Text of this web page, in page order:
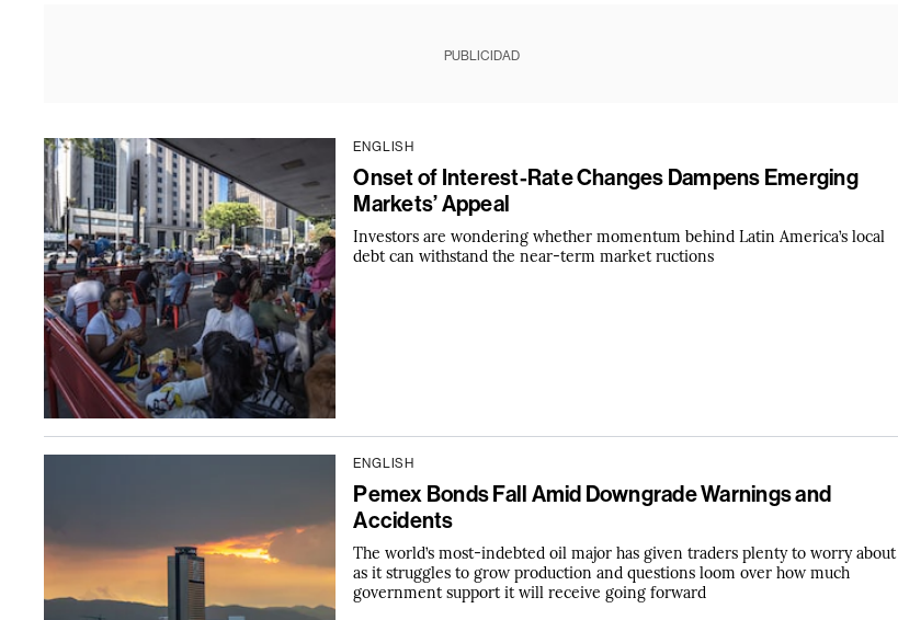
PUBLICIDAD
ENGLISH
Onset of Interest-Rate Changes Dampens Emerging
Markets’ Appeal
Investors are wondering whether momentum behind Latin America’s local
debt can withstand the near-term market ructions
ENGLISH
Pemex Bonds Fall Amid Downgrade Warnings and
Accidents
The world’s most-indebted oil major has given traders plenty to worry about
as it struggles to grow production and questions loom over how much
government support it will receive going forward